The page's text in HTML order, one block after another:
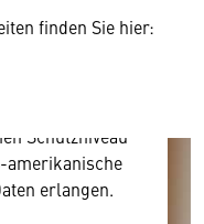
finden Sie hier:
zu Geräten
US-
dem EU-
Schutzniveau
amerikanische
erlangen.